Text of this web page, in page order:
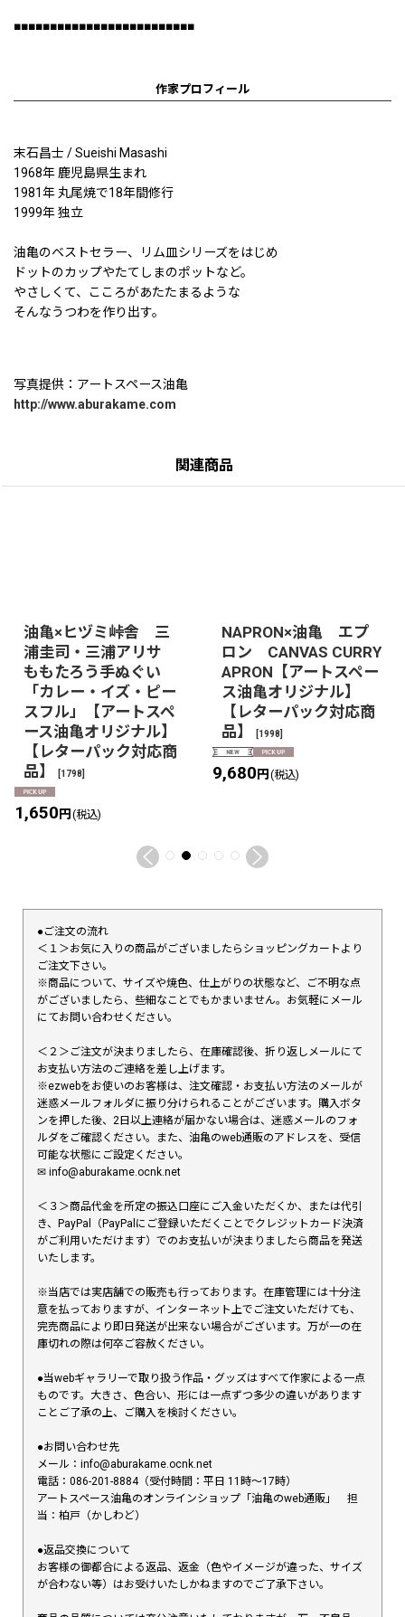
■■■■■■■■■■■■■■■■■■■■■■■■■
作家プロフィール
末石昌士 / Sueishi Masashi
1968年 鹿児島県生まれ
1981年 丸尾焼で18年間修行
1999年 独立
油亀のベストセラー、リム皿シリーズをはじめ
ドットのカップやたてしまのポットなど。
やさしくて、こころがあたたまるような
そんなうつわを作り出す。
写真提供：アートスペース油亀
http://www.aburakame.com
関連商品
油亀×ヒヅミ峠舎 三
浦圭司・三浦アリサ
ももたろう手ぬぐい
「カレー・イズ・ピー
スフル」【アートスペ
ース油亀オリジナル】
【レターパック対応商
品】
[1798]
1,650円 (税込)
NAPRON×油亀 エプ
ロン CANVAS CURRY
APRON【アートスペー
ス油亀オリジナル】
【レターパック対応商
品】
[1998]
9,680円 (税込)
●ご注文の流れ
＜１＞お気に入りの商品がございましたらショッピングカートより
ご注文下さい。
※商品について、サイズや焼色、仕上がりの状態など、ご不明な点
がございましたら、些細なことでもかまいません。お気軽にメール
にてお問い合わせください。
＜２＞ご注文が決まりましたら、在庫確認後、折り返しメールにて
お支払い方法のご連絡を差し上げます。
※ezwebをお使いのお客様は、注文確認・お支払い方法のメールが
迷惑メールフォルダに振り分けられることがございます。購入ボタ
ンを押した後、2日以上連絡が届かない場合は、迷惑メールのフォ
ルダをご確認ください。また、油亀のweb通販のアドレスを、受信
可能な状態にご設定ください。
✉︎ info@aburakame.ocnk.net
＜３＞商品代金を所定の振込口座にご入金いただくか、または代引
き、PayPal（PayPalにご登録いただくことでクレジットカード決済
がご利用いただけます）でのお支払いが決まりましたら商品を発送
いたします。
※当店では実店舗での販売も行っております。在庫管理には十分注
意を払っておりますが、インターネット上でご注文いただけても、
完売商品により即日発送が出来ない場合がございます。万が一の在
庫切れの際は何卒ご容赦ください。
●当webギャラリーで取り扱う作品・グッズはすべて作家による一点
ものです。大きさ、色合い、形には一点ずつ多少の違いがあります
ことご了承の上、ご購入を検討ください。
●お問い合わせ先
メール：info@aburakame.ocnk.net
電話：086-201-8884（受付時間：平日 11時〜17時）
アートスペース油亀のオンラインショップ「油亀のweb通販」 担
当：柏戸（かしわど）
●返品交換について
お客様の御都合による返品、返金（色やイメージが違った、サイズ
が合わない等）はお受けいたしかねますのでご了承下さい。